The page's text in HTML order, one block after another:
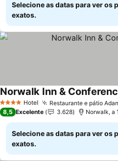
Selecione as datas para ver os
exatos.
4 EstrelasHotel Restaurante e pátio
Norwalk Inn &
8,5 Excelente 3.628 Norwalk, a
Selecione as datas para ver os
exatos.